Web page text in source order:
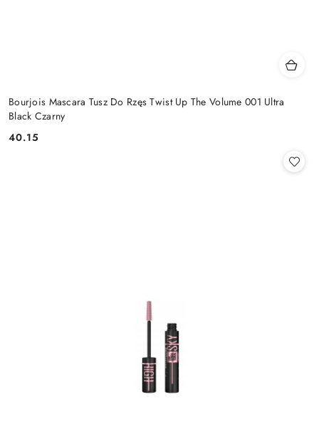
Bourjois Mascara Tusz Do Rzęs Twist Up The Volume 001 Ultra
Black Czarny
Cena:
40.15